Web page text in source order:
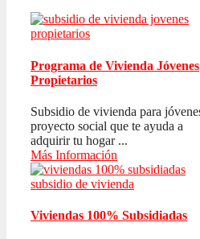
Programa de Vivienda Jóvenes
Propietarios
Subsidio de vivienda para
proyecto social que te ayuda a
adquirir tu hogar ...
Más Información
Viviendas 100% Subsidiadas